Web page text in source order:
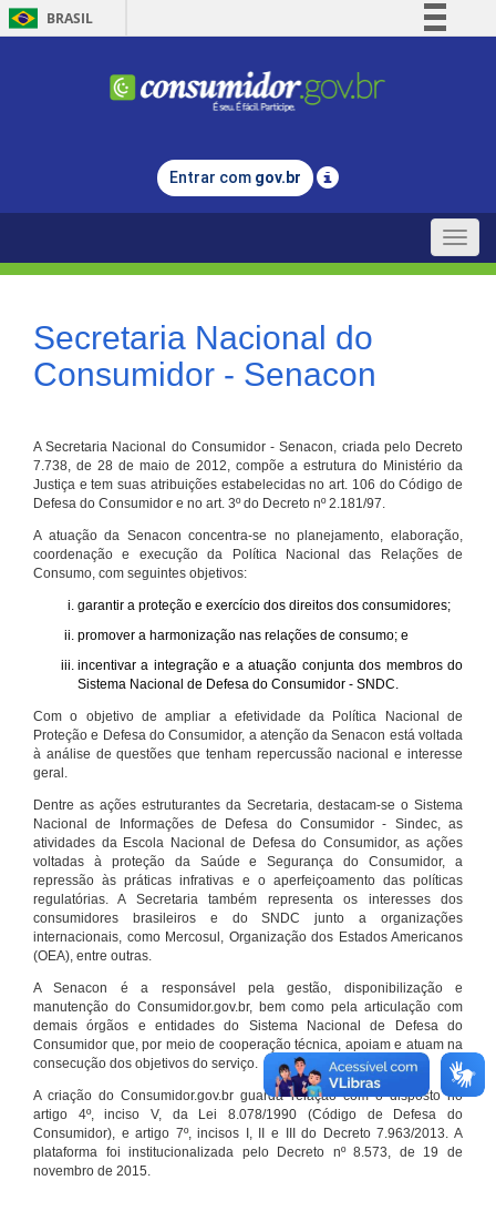
BRASIL
Comunica BR
Legislação
Entrar com gov.br
Toggle
Secretaria Nacional do
Consumidor - Senacon
A Secretaria Nacional do Consumidor - Senacon, criada pelo Decreto
7.738, de 28 de maio de 2012, compõe a estrutura do Ministério da
Justiça e tem suas atribuições estabelecidas no art. 106 do Código de
Defesa do Consumidor e no art. 3º do Decreto nº 2.181/97.
A atuação da Senacon concentra-se no planejamento, elaboração,
coordenação e execução da Política Nacional das Relações de
Consumo, com seguintes objetivos:
garantir a proteção e exercício dos direitos dos consumidores;
promover a harmonização nas relações de consumo; e
incentivar a integração e a atuação conjunta dos membros do
Sistema Nacional de Defesa do Consumidor - SNDC.
Com o objetivo de ampliar a efetividade da Política Nacional de
Proteção e Defesa do Consumidor, a atenção da Senacon está voltada
à análise de questões que tenham repercussão nacional e interesse
geral.
Dentre as ações estruturantes da Secretaria, destacam-se o Sistema
Nacional de Informações de Defesa do Consumidor - Sindec, as
atividades da Escola Nacional de Defesa do Consumidor, as ações
voltadas à proteção da Saúde e Segurança do Consumidor, a
repressão às práticas infrativas e o aperfeiçoamento das políticas
regulatórias. A Secretaria também representa os interesses dos
consumidores brasileiros e do SNDC junto a organizações
internacionais, como Mercosul, Organização dos Estados Americanos
(OEA), entre outras.
A Senacon é a responsável pela gestão, disponibilização e
manutenção do Consumidor.gov.br, bem como pela articulação com
demais órgãos e entidades do Sistema Nacional de Defesa do
Consumidor que, por meio de cooperação técnica, apoiam e atuam na
consecução dos objetivos do serviço.
A criação do Consumidor.gov.br guarda relação com o disposto no
artigo 4º, inciso V, da Lei 8.078/1990 (Código de Defesa do
Consumidor), e artigo 7º, incisos I, II e III do Decreto 7.963/2013. A
plataforma foi institucionalizada pelo Decreto nº 8.573, de 19 de
novembro de 2015.